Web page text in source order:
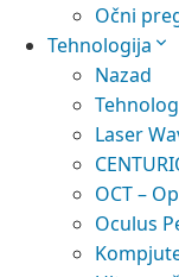
Očni
Tehnologija
Nazad
Laser
OCT –
Oculus